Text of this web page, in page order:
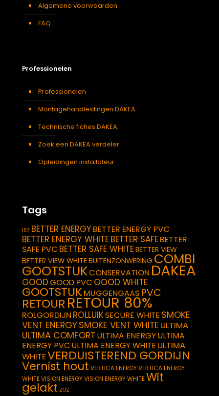
Algemene voorwaarden
FAQ
Professionelen
Professionelen
Montagehandleidingen DAKEA
Technische fiches DAKEA
Zoek een DAKEA verdeler
Opleidingen installateur
Tags
157 BETTER ENERGYBETTER ENERGY PVC
BETTER ENERGY WHITEBETTER SAFEBETTER
SAFE PVC BETTER SAFE WHITEBETTER VIEW
BETTER VIEW WHITEBUITENZONWERING COMBI
GOOTSTUKCONSERVATION DAKEA
GOOD GOOD PVC GOOD WHITE
GOOTSTUKMUGGENGAAS PVC
RETOUR RETOUR 80%
ROLGORDIJN ROLLUIKSECURE WHITE SMOKE
VENT ENERGYSMOKE VENT WHITE ULTIMA
ULTIMA COMFORT ULTIMA ENERGYULTIMA
ENERGY PVC ULTIMA ENERGY WHITE ULTIMA
WHITEVERDUISTEREND GORDIJN
Vernist hout VERTICA ENERGYVERTICA ENERGY
WHITEVISION ENERGYVISION ENERGY WHITEWit
gelakt ZOZ